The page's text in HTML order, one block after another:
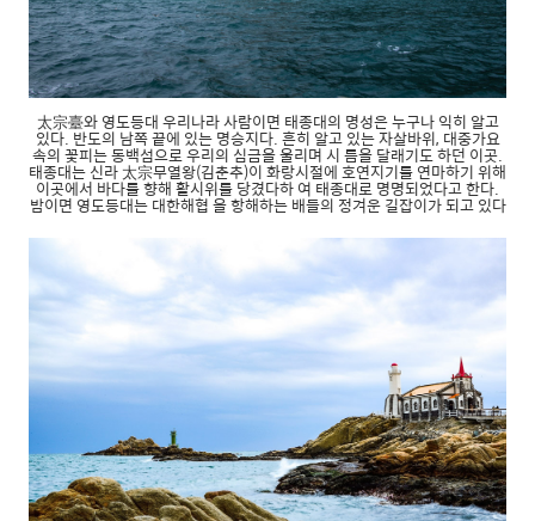
太宗臺와 영도등대 우리나라 사람이면 태종대의 명성은 누구나 익히 알고
있다. 반도의 남쪽 끝에 있는 명승지다. 흔히 알고 있는 자살바위, 대중가요
속의 꽃피는 동백섬으로 우리의 심금을 울리며 시 름을 달래기도 하던 이곳.
태종대는 신라 太宗무열왕(김춘추)이 화랑시절에 호연지기를 연마하기 위해
이곳에서 바다를 향해 활시위를 당겼다하 여 태종대로 명명되었다고 한다.
밤이면 영도등대는 대한해협 을 항해하는 배들의 정겨운 길잡이가 되고 있다